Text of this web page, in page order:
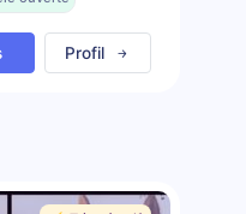
Profil